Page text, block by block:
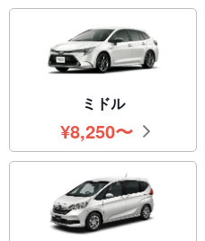
ミドル
¥8,250円
〜